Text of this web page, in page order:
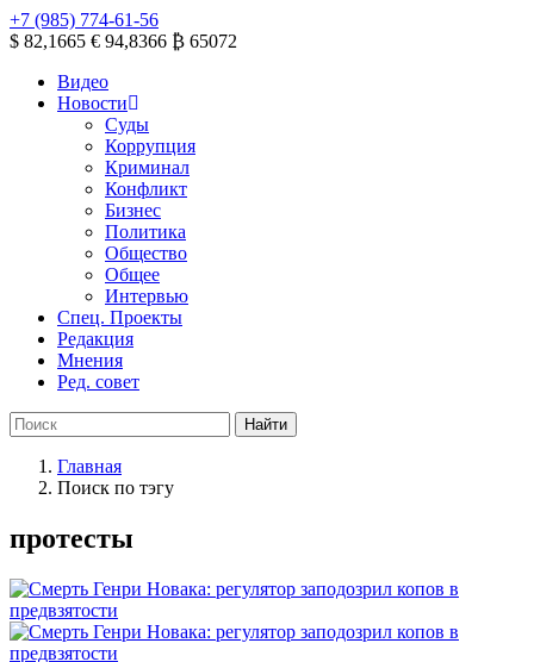
+7 (985) 774-61-56
$ 82,1665 € 94,8366 ₿ 65072
Видео
Новости
Суды
Коррупция
Криминал
Конфликт
Бизнес
Политика
Общество
Общее
Интервью
Спец. Проекты
Редакция
Мнения
Ред. совет
Главная
Поиск по тэгу
протесты